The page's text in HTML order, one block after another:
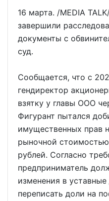
16 марта. /MEDIA
завершили
документы с
суд.
Сообщается, что с
гендиректор
взятку у главы ООО
Фигурант пытался
имущественных прав
рыночной
рублей. Согласно
предприниматель
изменения в
переписать доли на